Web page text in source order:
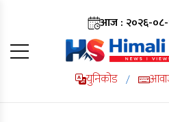
आज : २०२६-०८-
युनिकोड /